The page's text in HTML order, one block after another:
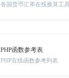
各国货币汇率在线换算工具
PHP函数参考表
PHP在线函数参考列表